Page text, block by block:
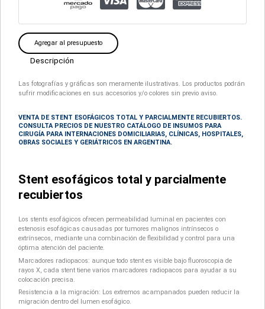
Agregar al presupuesto
Descripción
Las fotografías y gráficas son meramente ilustrativas. Los productos podrán
sufrir modificaciones en sus accesorios y/o colores sin previo aviso.
VENTA DE STENT ESOFÁGICOS TOTAL Y PARCIALMENTE RECUBIERTOS.
CONSULTA PRECIOS DE NUESTRO CATÁLOGO DE INSUMOS PARA
CIRUGÍA PARA INTERNACIONES DOMICILIARIAS, CLÍNICAS, HOSPITALES,
OBRAS SOCIALES Y GERIÁTRICOS EN ARGENTINA.
Stent esofágicos total y parcialmente
recubiertos
Los stents esofágicos ofrecen permeabilidad luminal en pacientes con
estenosis esofágicas causadas por tumores malignos intrínsecos o
extrínsecos, mediante una combinación de flexibilidad y control para una
óptima atención del paciente.
Marcadores radiopacos: aunque todo stent es visible bajo fluoroscopia de
rayos X, cada stent tiene varios marcadores radiopacos para ayudar a su
colocación precisa.
Resistencia a la migración: Los extremos acampanados pueden reducir la
migración dentro del lumen esofágico.